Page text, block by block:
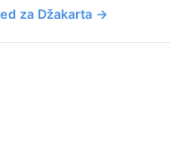
za Džakarta →